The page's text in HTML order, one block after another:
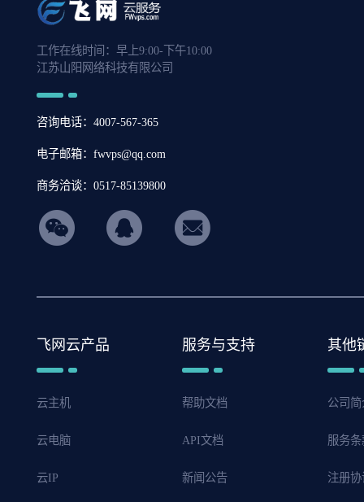
工作在线时间：早上9:00-下午10:00
江苏山阳网络科技有限公司
咨询电话：4007-567-365
电子邮箱：fwvps@qq.com
商务洽谈：0517-85139800
hicon34
飞网云产品
云主机
云电脑
云IP
服务与支持
帮助文档
API文档
新闻公告
其他
公司简
服务条
注册协